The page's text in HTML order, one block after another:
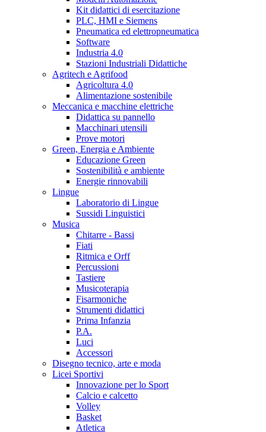
Kit didattici di esercitazione
PLC, HMI e Siemens
Pneumatica ed elettropneumatica
Software
Industria 4.0
Stazioni Industriali Didattiche
Agritech e Agrifood
Agricoltura 4.0
Alimentazione sostenibile
Meccanica e macchine elettriche
Didattica su pannello
Macchinari utensili
Prove motori
Green, Energia e Ambiente
Educazione Green
Sostenibilità e ambiente
Energie rinnovabili
Lingue
Laboratorio di Lingue
Sussidi Linguistici
Musica
Chitarre - Bassi
Fiati
Ritmica e Orff
Percussioni
Tastiere
Musicoterapia
Fisarmoniche
Strumenti didattici
Prima Infanzia
P.A.
Luci
Accessori
Disegno tecnico, arte e moda
Licei Sportivi
Innovazione per lo Sport
Calcio e calcetto
Volley
Basket
Atletica